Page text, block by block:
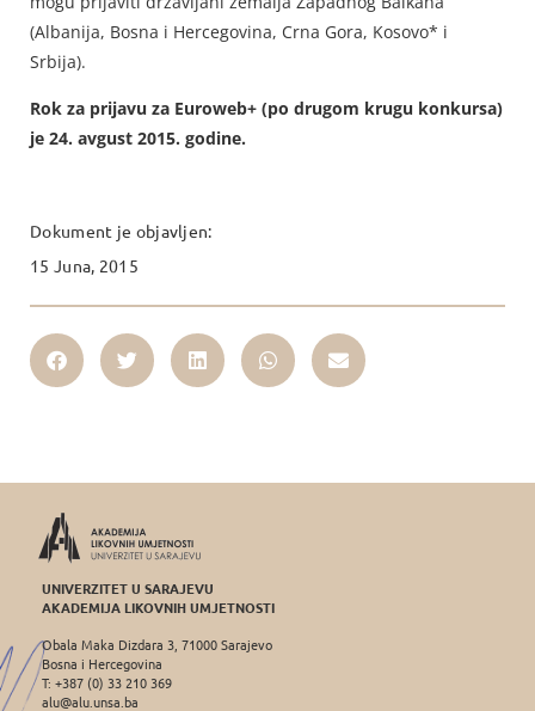
(Albanija, Bosna i Hercegovina, Crna Gora, Kosovo* i
Srbija).
Rok za prijavu za Euroweb+ (po drugom krugu konkursa)
je 24. avgust 2015. godine.
Dokument je objavljen:
15 Juna, 2015
UNIVERZITET U SARAJEVU
AKADEMIJA LIKOVNIH UMJETNOSTI
Obala Maka Dizdara 3, 71000 Sarajevo
Bosna i Hercegovina
T: +387 (0) 33 210 369
alu@alu.unsa.ba